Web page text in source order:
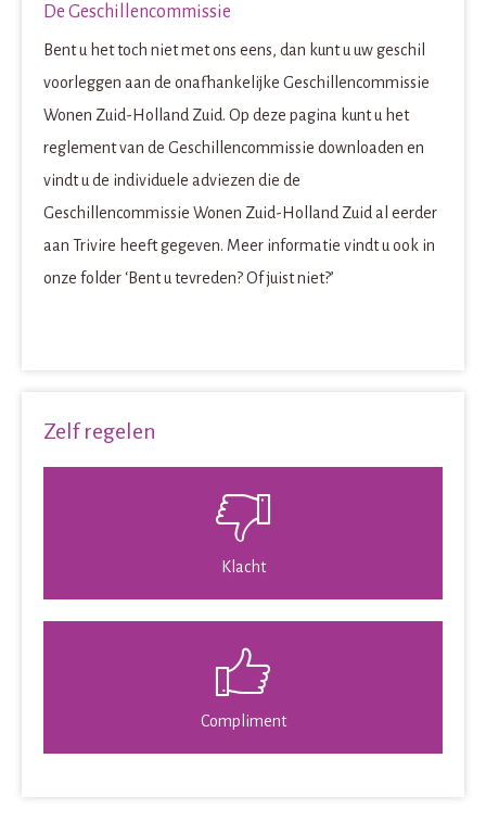
De Geschillencommissie
Bent u het toch niet met ons eens, dan kunt u uw geschil
voorleggen aan de onafhankelijke Geschillencommissie
Wonen Zuid-Holland Zuid. Op deze pagina kunt u het
reglement van de Geschillencommissie downloaden en
vindt u de individuele adviezen die de
Geschillencommissie Wonen Zuid-Holland Zuid al eerder
aan Trivire heeft gegeven. Meer informatie vindt u ook in
onze folder ‘Bent u tevreden? Of juist niet?’
Zelf regelen

Klacht

Compliment